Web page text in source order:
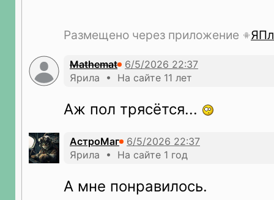
Размещено через приложение
Mathemat
Ярила • На сайте 11 лет
Аж пол трясётся...
АстроМаг
Ярила • На сайте 1 год
A мне понравилось.